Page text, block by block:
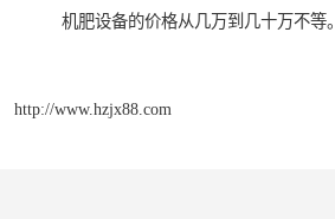
机肥设备的价格从几万到几十万不等。
http://www.hzjx88.com